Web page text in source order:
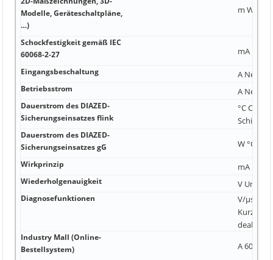
Modelle, Geräteschaltpläne,
…)
m W kA
Schockfestigkeit gemäß IEC
60068-2-27
mA Nein
Eingangsbeschaltung A Nein
Betriebsstrom A Nein
Dauerstrom des DIAZED-
Sicherungseinsatzes flink
°C Clip
Schiene
Dauerstrom des DIAZED-
Sicherungseinsatzes gG
W °C 300
Wirkprinzip mA
Wiederholgenauigkeit V
Diagnosefunktionen
V/µs Ja;
Industry Mall (Online-
Bestellsystem)
A 60 A V